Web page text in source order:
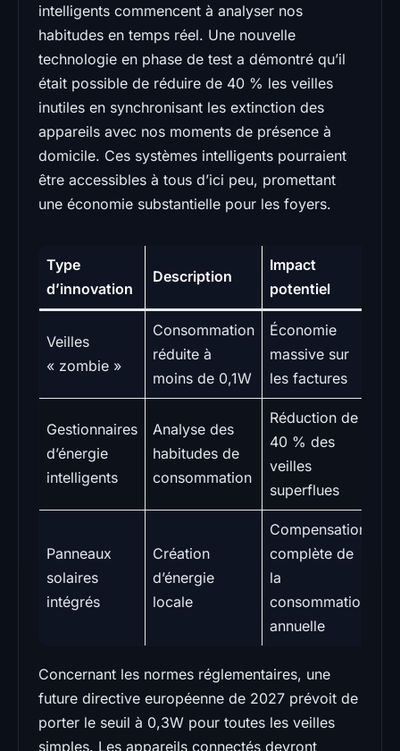
intelligents commencent à analyser nos
habitudes en temps réel. Une nouvelle
technologie en phase de test a démontré qu’il
était possible de réduire de 40 % les veilles
inutiles en synchronisant les extinction des
appareils avec nos moments de présence à
domicile. Ces systèmes intelligents pourraient
être accessibles à tous d’ici peu, promettant
une économie substantielle pour les foyers.
Type
d’innovation
Description
Impact
potentiel
Veilles
« zombie »
Consommation
réduite à
moins de 0,1W
Économie
massive sur
les factures
Gestionnaires
d’énergie
intelligents
Analyse des
habitudes de
consommation
Réduction de
40 % des
veilles
superflues
Panneaux
solaires
intégrés
Création
d’énergie
locale
Compensation
complète de
la
consommation
annuelle
Concernant les normes réglementaires, une
future directive européenne de 2027 prévoit de
porter le seuil à 0,3W pour toutes les veilles
simples. Les appareils connectés devront